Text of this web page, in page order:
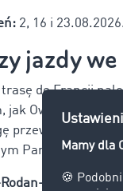
2, 16 i 23.08.2026.
jazdy
do Francji
jak Owernia-
przewoźnicy
Paryżu, do
Alpy ( fr.